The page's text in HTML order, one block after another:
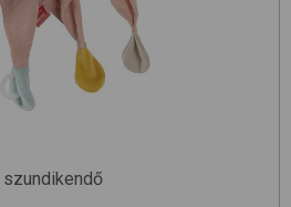
szundikendő